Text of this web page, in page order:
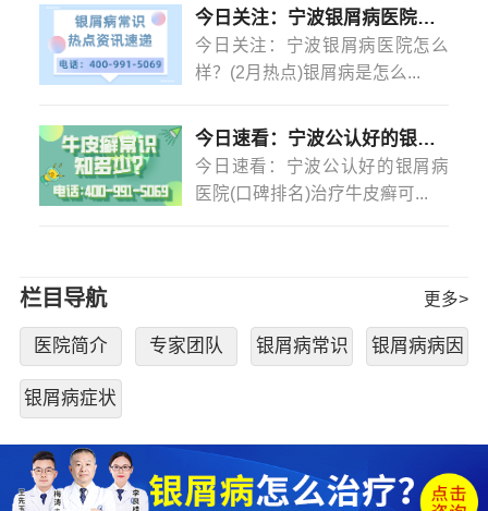
今日关注：宁波银屑病医院怎么样？(2月热点)银屑病是怎么染上的？
今日关注：宁波银屑病医院怎么
样？(2月热点)银屑病是怎么...
今日速看：宁波公认好的银屑病医院(口碑排名)治疗牛皮癣可以不吃药不打针吗？
今日速看：宁波公认好的银屑病
医院(口碑排名)治疗牛皮癣可...
栏目导航 更多>
医院简介 专家团队 银屑病常识 银屑病病因
银屑病症状